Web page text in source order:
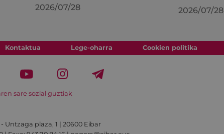
2026/07/28 2026/07/28
Kontaktua Lege-oharra Cookien politika
sare sozial guztiak
Untzaga plaza, 1 | 20600 Eibar